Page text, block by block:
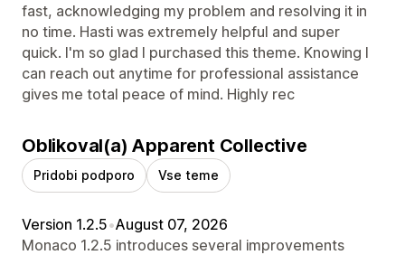
fast, acknowledging my problem and resolving it in
no time. Hasti was extremely helpful and super
quick. I'm so glad I purchased this theme. Knowing I
can reach out anytime for professional assistance
gives me total peace of mind. Highly rec
Oblikoval(a) Apparent Collective
Pridobi podporo Vse teme
Version 1.2.5•August 07, 2026
Monaco 1.2.5 introduces several improvements